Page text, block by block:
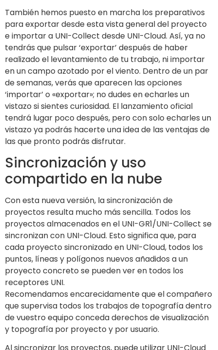
También hemos puesto en marcha los preparativos
para exportar desde esta vista general del proyecto
e importar a UNI-Collect desde UNI-Cloud. Así, ya no
tendrás que pulsar ‘exportar’ después de haber
realizado el levantamiento de tu trabajo, ni importar
en un campo azotado por el viento. Dentro de un par
de semanas, verás que aparecen las opciones
‘importar’ o «exportar»; no dudes en echarles un
vistazo si sientes curiosidad. El lanzamiento oficial
tendrá lugar poco después, pero con solo echarles un
vistazo ya podrás hacerte una idea de las ventajas de
las que pronto podrás disfrutar.
Sincronización y uso
compartido en la nube
Con esta nueva versión, la sincronización de
proyectos resulta mucho más sencilla. Todos los
proyectos almacenados en el UNI-GR1/UNI-Collect se
sincronizan con UNI-Cloud. Esto significa que, para
cada proyecto sincronizado en UNI-Cloud, todos los
puntos, líneas y polígonos nuevos añadidos a un
proyecto concreto se pueden ver en todos los
receptores UNI.
Recomendamos encarecidamente que el compañero
que supervisa todos los trabajos de topografía dentro
de vuestro equipo conceda derechos de visualización
y topografía por proyecto y por usuario.